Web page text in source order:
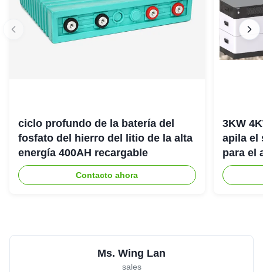
ciclo profundo de la batería del
fosfato del hierro del litio de la alta
energía 400AH recargable
Contacto ahora
3KW
apila el
para el
del
Ms. Wing Lan
sales